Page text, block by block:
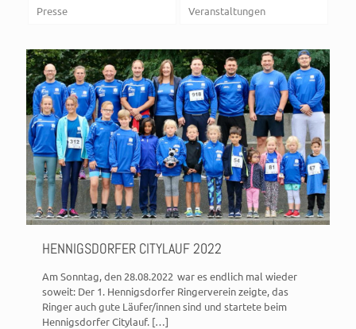
Presse Veranstaltungen
HENNIGSDORFER CITYLAUF 2022
Am Sonntag, den 28.08.2022 war es endlich mal wieder
soweit: Der 1. Hennigsdorfer Ringerverein zeigte, das
Ringer auch gute Läufer/innen sind und startete beim
Hennigsdorfer Citylauf. […]